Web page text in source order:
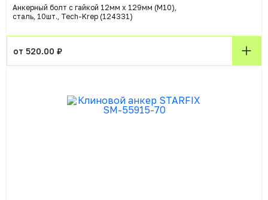
Анкерный болт с гайкой 12мм x 129мм (M10),
сталь, 10шт., Tech-Krep (124331)
от 520.00 ₽